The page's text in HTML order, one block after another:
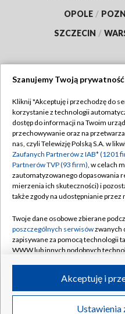
OPOLE /
SZCZECIN /
Abonament TVP
Emisja w TVP
Centrum informacji TVP
Naziemna Telewizja
Rada Programowa
System NOS
Informacje o nadawcy
Program dla prasy
©2026 Telewizja
Szanujemy Twoją prywatność
Kliknij "Akceptuję i przechodzę do
korzystanie z technologii
dostęp do informacji na Twoim
przechowywanie oraz na
nas, czyli Telewizję Polską S.A. w
Zaufanych Partnerów z IAB* (1201
Partnerów TVP (93 firm), w celach
zautomatyzowanego dopasowania
mierzenia ich skuteczności) i
także zgody na udostępnianie przez
Twoje dane osobowe zbierane
poszczególnych serwisówzwanych
zapisywane za pomocą technologii
WWW lub innych podobnych
ruchu w Internecie.
Twoje dane osobowe zbierane
Ustawienia
Akceptuję i